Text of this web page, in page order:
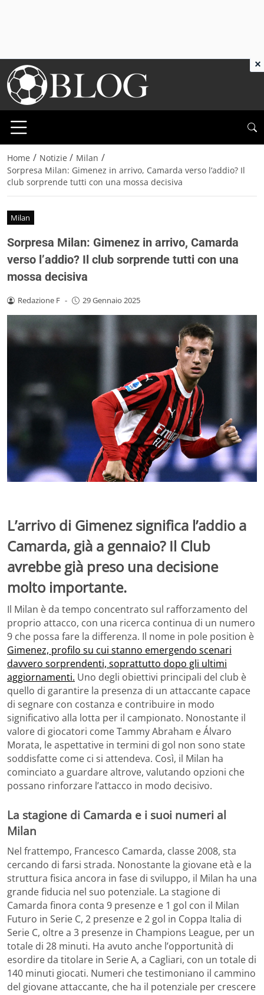
Home / Notizie / Milan /
Sorpresa Milan: Gimenez in arrivo, Camarda verso l’addio? Il
club sorprende tutti con una mossa decisiva
Milan
Sorpresa Milan: Gimenez in arrivo, Camarda
verso l’addio? Il club sorprende tutti con una
mossa decisiva
Redazione F - 29 Gennaio 2025
L’arrivo di Gimenez significa l’addio a
Camarda, già a gennaio? Il Club
avrebbe già preso una decisione
molto importante.
Il Milan è da tempo concentrato sul rafforzamento del
proprio attacco, con una ricerca continua di un numero
9 che possa fare la differenza. Il nome in pole position è
Gimenez, profilo su cui stanno emergendo scenari
davvero sorprendenti, soprattutto dopo gli ultimi
aggiornamenti. Uno degli obiettivi principali del club è
quello di garantire la presenza di un attaccante capace
di segnare con costanza e contribuire in modo
significativo alla lotta per il campionato. Nonostante il
valore di giocatori come Tammy Abraham e Álvaro
Morata, le aspettative in termini di gol non sono state
soddisfatte come ci si attendeva. Così, il Milan ha
cominciato a guardare altrove, valutando opzioni che
possano rinforzare l’attacco in modo decisivo.
La stagione di Camarda e i suoi numeri al
Milan
Nel frattempo, Francesco Camarda, classe 2008, sta
cercando di farsi strada. Nonostante la giovane età e la
struttura fisica ancora in fase di sviluppo, il Milan ha una
grande fiducia nel suo potenziale. La stagione di
Camarda finora conta 9 presenze e 1 gol con il Milan
Futuro in Serie C, 2 presenze e 2 gol in Coppa Italia di
Serie C, oltre a 3 presenze in Champions League, per un
totale di 28 minuti. Ha avuto anche l’opportunità di
esordire da titolare in Serie A, a Cagliari, con un totale di
140 minuti giocati. Numeri che testimoniano il cammino
del giovane attaccante, che ha il potenziale per crescere
×